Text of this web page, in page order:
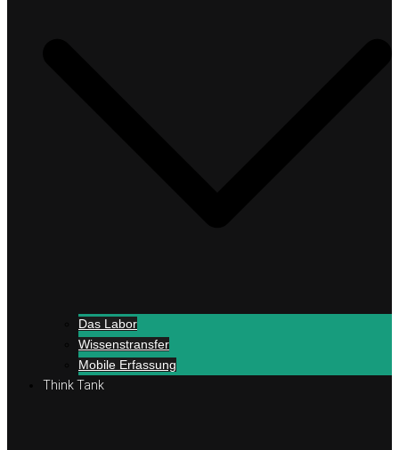
Das Labor
Wissenstransfer
Mobile Erfassung
Think Tank